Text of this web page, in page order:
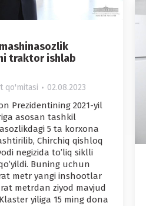
traktor ishlab
qo'mitasi 02.08.2023
Prezidentining 2021-yil
asosan tashkil
5 ta korxona
Chirchiq qishloq
negizida toʼliq siklli
Buning uchun
metr yangi inshootlar
metrdan ziyod mavjud
yiliga 15 ming dona